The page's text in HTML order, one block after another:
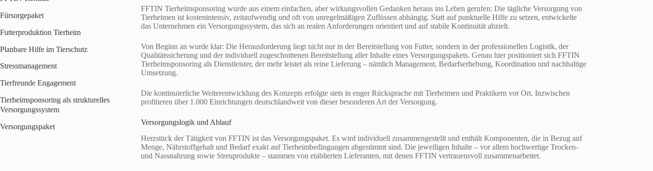
FFTIN Tierheimsponsoring wurde aus einem einfachen, aber wirkungsvollen Gedanken heraus ins Leben gerufen: Die tägliche Versorgung von
Tierheimen ist kostenintensiv, zeitaufwendig und oft von unregelmäßigen Zuflüssen abhängig. Statt auf punktuelle Hilfe zu setzen, entwickelte
das Unternehmen ein Versorgungssystem, das sich an realen Anforderungen orientiert und auf stabile Kontinuität abzielt.
Von Beginn an wurde klar: Die Herausforderung liegt nicht nur in der Bereitstellung von Futter, sondern in der professionellen Logistik, der
Qualitätssicherung und der individuell zugeschnittenen Bereitstellung aller Inhalte eines Versorgungspakets. Genau hier positioniert sich FFTIN
Tierheimsponsoring als Dienstleister, der mehr leistet als reine Lieferung – nämlich Management, Bedarfserhebung, Koordination und nachhaltige
Umsetzung.
Die kontinuierliche Weiterentwicklung des Konzepts erfolgte stets in enger Rücksprache mit Tierheimen und Praktikern vor Ort. Inzwischen
profitieren über 1.000 Einrichtungen deutschlandweit von dieser besonderen Art der Versorgung.
Versorgungslogik und Ablauf
Herzstück der Tätigkeit von FFTIN ist das Versorgungspaket. Es wird individuell zusammengestellt und enthält Komponenten, die in Bezug auf
Menge, Nährstoffgehalt und Bedarf exakt auf Tierheimbedingungen abgestimmt sind. Die jeweiligen Inhalte – vor allem hochwertige Trocken-
und Nassnahrung sowie Streuprodukte – stammen von etablierten Lieferanten, mit denen FFTIN vertrauensvoll zusammenarbeitet.
Fürsorgepaket
Futterproduktion Tierheim
Planbare Hilfe im Tierschutz
Stressmanagement
Tierfreunde Engagement
Tierheimsponsoring als strukturelles
Versorgungssystem
Versorgungspaket